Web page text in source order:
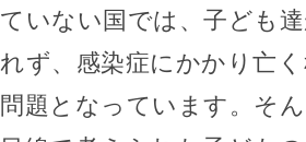
ていない国では、子ども
れず、感染症にかかり亡
問題となっています。そ